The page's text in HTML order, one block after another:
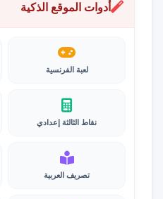
أدوات الموقع الذكية
لعبة الفرنسية
نقاط الثالثة إعدادي
تصريف العربية